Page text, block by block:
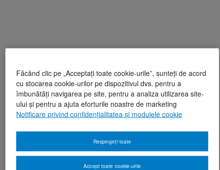
Făcând clic pe „Acceptați toate cookie-urile”, sunteți de acord
cu stocarea cookie-urilor pe dispozitivul dvs. pentru a
îmbunătăți navigarea pe site, pentru a analiza utilizarea site-
ului și pentru a ajuta eforturile noastre de marketing
Notificare privind confidențialitatea și modulele cookie
Respingeți toate
Accept toate cookie-urile